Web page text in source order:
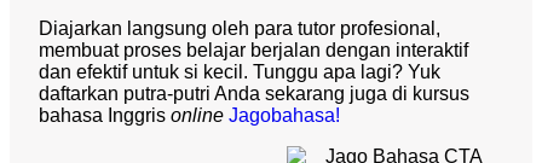
Diajarkan langsung oleh para tutor profesional,
membuat proses belajar berjalan dengan interaktif
dan efektif untuk si kecil. Tunggu apa lagi? Yuk
daftarkan putra-putri Anda sekarang juga di kursus
bahasa Inggris online Jagobahasa!